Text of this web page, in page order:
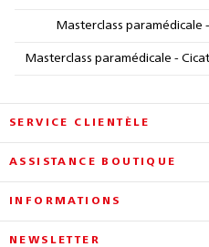
Masterclass
Masterclass paramédicale -
SERVICE CLIENTÈLE
ASSISTANCE BOUTIQUE
INFORMATIONS
NEWSLETTER